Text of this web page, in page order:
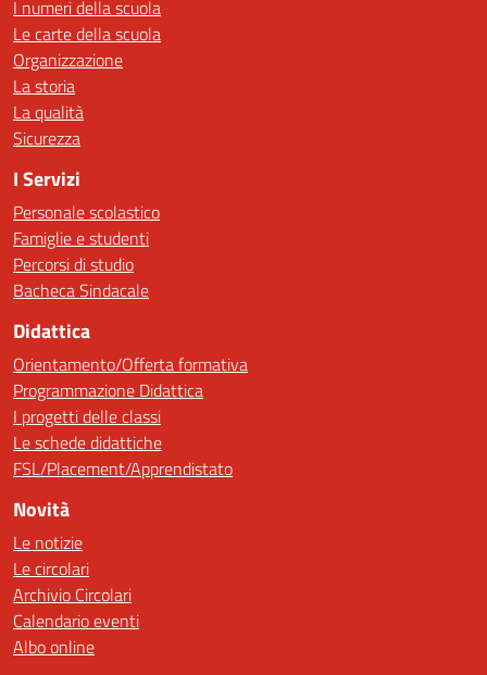
I numeri della scuola
Le carte della scuola
Organizzazione
La storia
La qualità
Sicurezza
I Servizi
Personale scolastico
Famiglie e studenti
Percorsi di studio
Bacheca Sindacale
Didattica
Orientamento/Offerta formativa
Programmazione Didattica
I progetti delle classi
Le schede didattiche
FSL/Placement/Apprendistato
Novità
Le notizie
Le circolari
Archivio Circolari
Calendario eventi
Albo online